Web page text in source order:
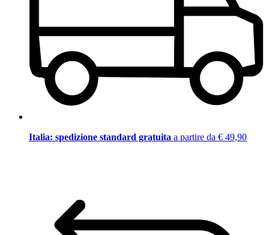
Italia: spedizione standard gratuita a partire da € 49,90